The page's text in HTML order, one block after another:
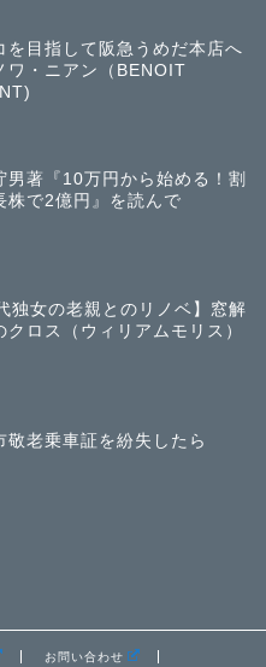
を目指して阪急うめだ本店へ
ワ・ニアン（BENOIT
男著『10万円から始める！割
株で2億円』を読んで
独女の老親とのリノベ】窓解
クロス（ウィリアムモリス）
敬老乗車証を紛失したら
お問い合わせ